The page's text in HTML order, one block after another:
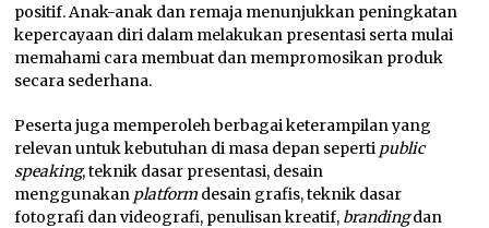
positif. Anak-anak dan remaja menunjukkan peningkatan
kepercayaan diri dalam melakukan presentasi serta mulai
memahami cara membuat dan mempromosikan produk
secara sederhana.
Peserta juga memperoleh berbagai keterampilan yang
relevan untuk kebutuhan di masa depan seperti public
speaking, teknik dasar presentasi, desain
menggunakan platform desain grafis, teknik dasar
fotografi dan videografi, penulisan kreatif, brandingdan